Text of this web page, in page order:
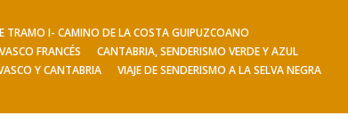
TRAMO I- CAMINO DE LA COSTA GUIPUZCOANO
FRANCÉS
CANTABRIA, SENDERISMO VERDE Y AZUL
Y CANTABRIA
VIAJE DE SENDERISMO A LA SELVA NEGRA